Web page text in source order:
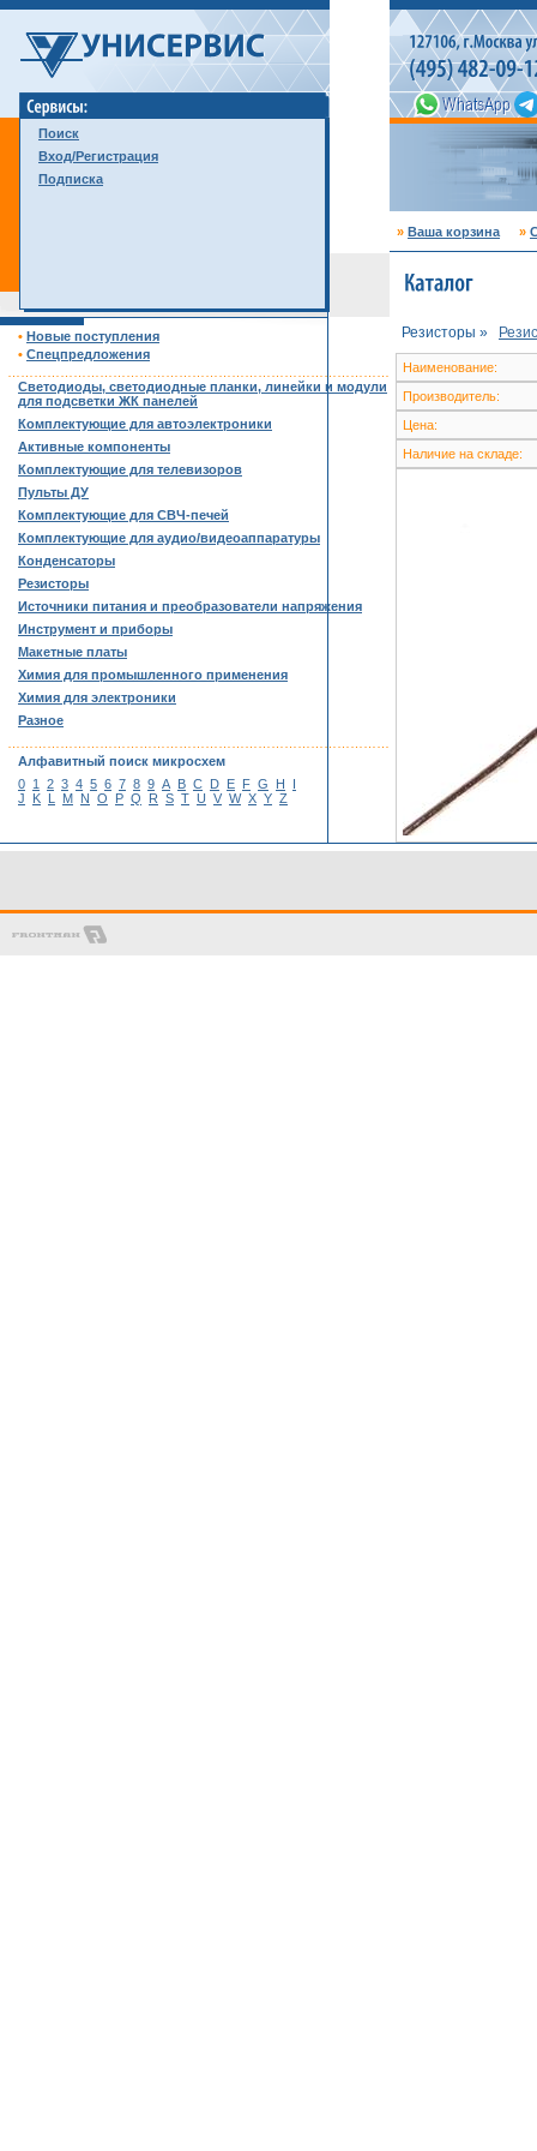
Поиск
Вход/Регистрация
Подписка
» Ваша корзина »
• Новые поступления
• Спецпредложения
Светодиоды, светодиодные планки, линейки и модули
для подсветки ЖК панелей
Комплектующие для автоэлектроники
Активные компоненты
Комплектующие для телевизоров
Пульты ДУ
Комплектующие для СВЧ-печей
Комплектующие для аудио/видеоаппаратуры
Конденсаторы
Резисторы
Источники питания и преобразователи напряжения
Инструмент и приборы
Макетные платы
Химия для промышленного применения
Химия для электроники
Разное
Алфавитный поиск микросхем
0 1 2 3 4 5 6 7 8 9 A B C D E F G H
I
J
K L M N O P Q R S T U V W X Y Z
Резисторы »
Наименование:
Производитель:
Цена:
Наличие на складе: